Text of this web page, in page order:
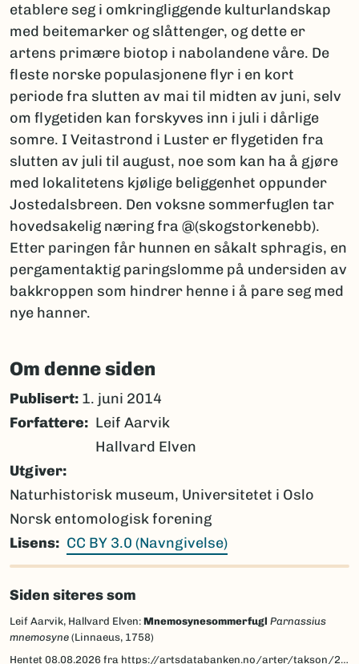
etablere seg i omkringliggende kulturlandskap
med beitemarker og slåttenger, og dette er
artens primære biotop i nabolandene våre. De
fleste norske populasjonene flyr i en kort
periode fra slutten av mai til midten av juni, selv
om flygetiden kan forskyves inn i juli i dårlige
somre. I Veitastrond i Luster er flygetiden fra
slutten av juli til august, noe som kan ha å gjøre
med lokalitetens kjølige beliggenhet oppunder
Jostedalsbreen. Den voksne sommerfuglen tar
hovedsakelig næring fra @(skogstorkenebb).
Etter paringen får hunnen en såkalt sphragis, en
pergamentaktig paringslomme på undersiden av
bakkroppen som hindrer henne i å pare seg med
nye hanner.
Om denne siden
Publisert: 1. juni 2014
Forfattere
Leif Aarvik
Hallvard Elven
Utgiver
Naturhistorisk museum, Universitetet i Oslo
Norsk entomologisk forening
Lisens
CC BY 3.0 (Navngivelse)
Siden siteres som
Leif Aarvik, Hallvard Elven: Mnemosynesommerfugl Parnassius
mnemosyne (Linnaeus, 1758)
Hentet 08.08.2026 fra https://artsdatabanken.no/arter/takson/29756/beskrivelse